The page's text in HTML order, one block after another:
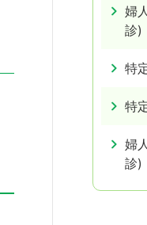
婦
診)
特
特
婦
診)